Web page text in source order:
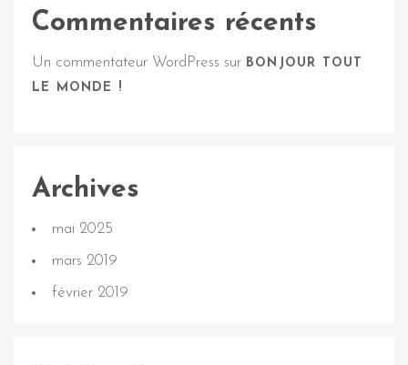
Commentaires récents
Un commentateur WordPress sur BONJOUR TOUT
LE MONDE !
Archives
mai 2025
mars 2019
février 2019